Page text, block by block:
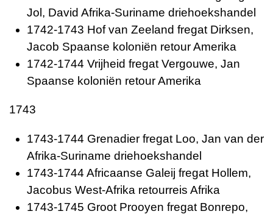
Jol, David Afrika-Suriname driehoekshandel
1742-1743 Hof van Zeeland fregat Dirksen,
Jacob Spaanse koloniën retour Amerika
1742-1744 Vrijheid fregat Vergouwe, Jan
Spaanse koloniën retour Amerika
1743
1743-1744 Grenadier fregat Loo, Jan van der
Afrika-Suriname driehoekshandel
1743-1744 Africaanse Galeij fregat Hollem,
Jacobus West-Afrika retourreis Afrika
1743-1745 Groot Prooyen fregat Bonrepo,